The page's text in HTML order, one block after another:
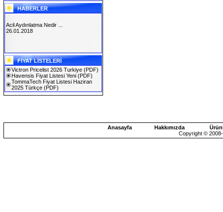
HABERLER
SOLAREX ISTANBUL 2019
30.01.2019
Acil Aydınlatma Nedir ...
26.01.2018
FİYAT LİSTELERİ
Victron Pricelist 2026 Turkiye (PDF)
Havensis Fiyat Listesi Yeni (PDF)
TommaTech Fiyat Listesi Haziran
2025 Türkçe (PDF)
Anasayfa Hakkımızda
Copyright ©